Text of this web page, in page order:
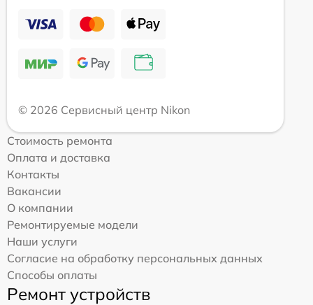
© 2026 Сервисный центр Nikon
Стоимость ремонта
Оплата и доставка
Контакты
Вакансии
О компании
Ремонтируемые модели
Наши услуги
Согласие на обработку персональных данных
Способы оплаты
Ремонт устройств